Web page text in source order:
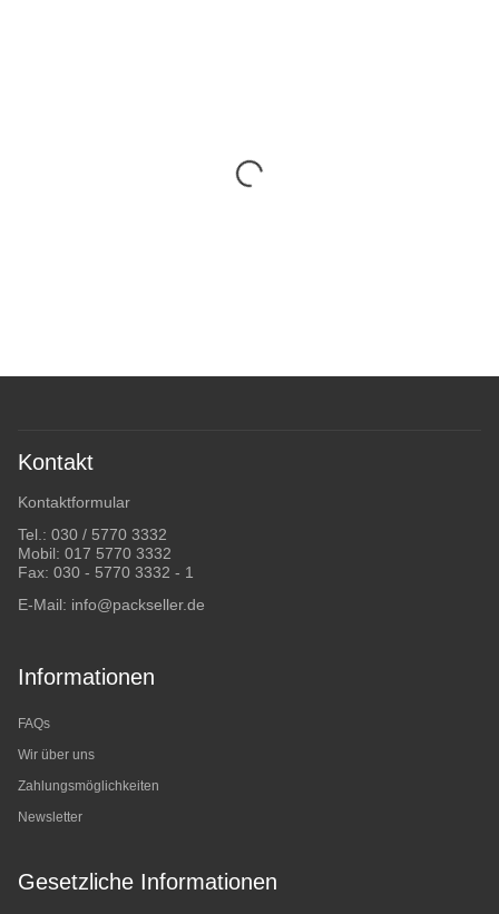
Kontakt
Kontaktformular
Tel.: 030 / 5770 3332
Mobil: 017 5770 3332
Fax: 030 - 5770 3332 - 1
E-Mail: info@packseller.de
Informationen
FAQs
Wir über uns
Zahlungsmöglichkeiten
Newsletter
Gesetzliche Informationen